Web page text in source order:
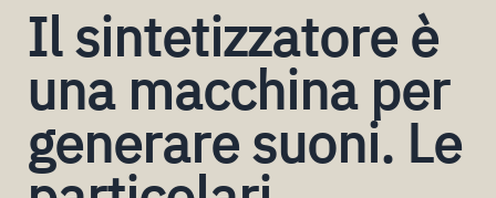
Il sintetizzatore è
una macchina per
generare suoni. Le